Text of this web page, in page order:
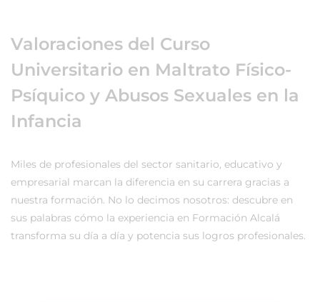
Valoraciones del Curso
Universitario en Maltrato Físico-
Psíquico y Abusos Sexuales en la
Infancia
Miles de profesionales del sector sanitario, educativo y
empresarial marcan la diferencia en su carrera gracias a
nuestra formación. No lo decimos nosotros: descubre en
sus palabras cómo la experiencia en Formación Alcalá
transforma su día a día y potencia sus logros profesionales.